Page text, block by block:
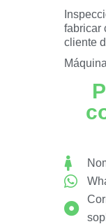
fabricar
cliente